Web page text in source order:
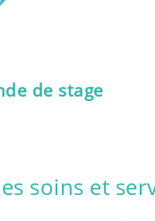
de stage
soins et